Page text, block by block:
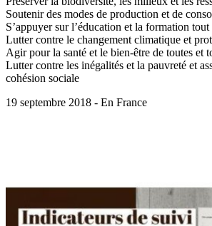
Soutenir des modes de production et de
S’appuyer sur l’éducation et la formation
Lutter contre le changement climatique et
Agir pour la santé et le bien-être de toutes et
Lutter contre les inégalités et la pauvreté et
cohésion sociale
19 septembre 2018 - En France